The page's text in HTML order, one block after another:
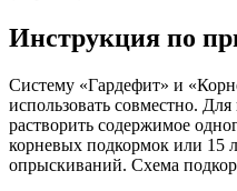
Инструкция по
Систему «Гардефит» и
использовать совместно.
растворить содержимое
корневых подкормок или 15
опрыскиваний. Схема